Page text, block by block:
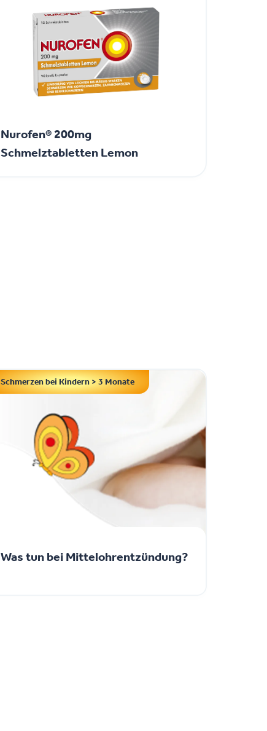
Nurofen® 200mg
Schmelztabletten Lemon
Was tun bei Mittelohrentzündung?
Schmerzen bei Kindern > 3 Monate